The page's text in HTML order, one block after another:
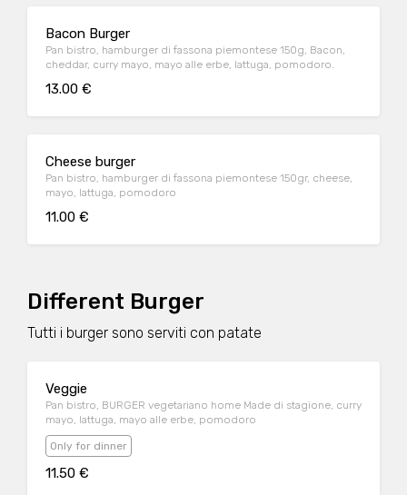
Bacon Burger
Pan bistro, hamburger di fassona piemontese 150g, Bacon,
cheddar, curry mayo, mayo alle erbe, lattuga, pomodoro.
13.00 €
Cheese burger
Pan bistro, hamburger di fassona piemontese 150gr, cheese,
mayo, lattuga, pomodoro
11.00 €
Different Burger
Tutti i burger sono serviti con patate
Veggie
Pan bistro, BURGER vegetariano home Made di stagione, curry
mayo, lattuga, mayo alle erbe, pomodoro
Only for dinner
11.50 €